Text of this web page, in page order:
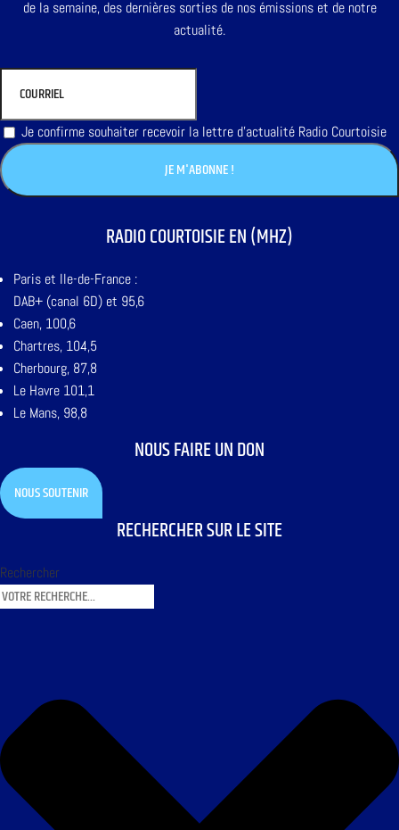
de la semaine, des dernières sorties de nos émissions et de notre
actualité.
Je confirme souhaiter recevoir la lettre d'actualité Radio Courtoisie
RADIO COURTOISIE EN (MHZ)
Paris et Ile-de-France :
DAB+ (canal 6D) et 95,6
Caen, 100,6
Chartres, 104,5
Cherbourg, 87,8
Le Havre 101,1
Le Mans, 98,8
NOUS FAIRE UN DON
NOUS SOUTENIR
RECHERCHER SUR LE SITE
Rechercher